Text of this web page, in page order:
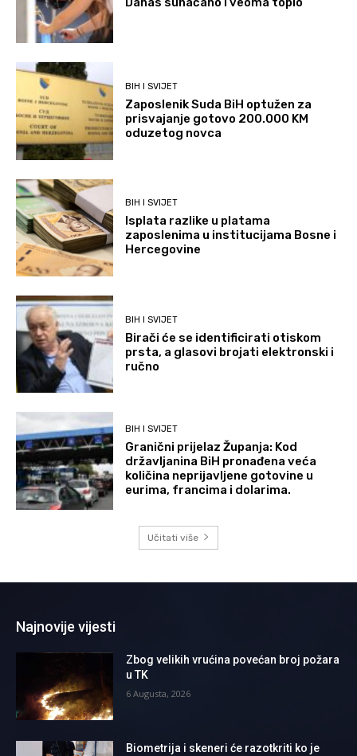
BIH I SVIJET
Zaposlenik Suda BiH optužen za
prisvajanje gotovo 200.000 KM
oduzetog novca
BIH I SVIJET
Isplata razlike u platama
zaposlenima u institucijama Bosne i
Hercegovine
BIH I SVIJET
Birači će se identificirati otiskom
prsta, a glasovi brojati elektronski i
ručno
BIH I SVIJET
Granični prijelaz Županja: Kod
državljanina BiH pronađena veća
količina neprijavljene gotovine u
eurima, francima i dolarima.
Učitati više
Najnovije vijesti
Zbog velikih vrućina povećan broj požara
u TK
6 Augusta, 2026
Biometrija i skeneri će razotkriti ko je